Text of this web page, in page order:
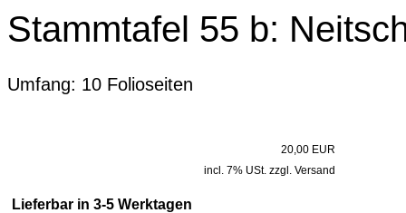
Stammtafel 55 b:
Umfang: 10 Folioseiten
20,00 EUR
incl. 7% USt. zzgl. Versand
Lieferbar in 3-5 Werktagen